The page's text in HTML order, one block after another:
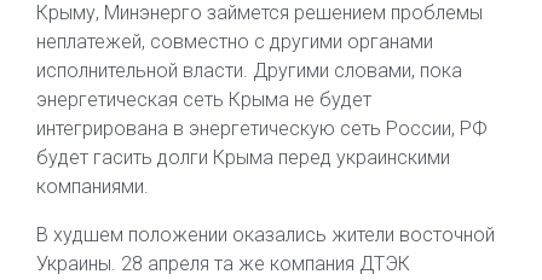
Крыму, Минэнерго займется решением проблемы
неплатежей, совместно с другими органами
исполнительной власти. Другими словами, пока
энергетическая сеть Крыма не будет
интегрирована в энергетическую сеть России, РФ
будет гасить долги Крыма перед украинскими
компаниями.
В худшем положении оказались жители восточной
Украины. 28 апреля та же компания ДТЭК